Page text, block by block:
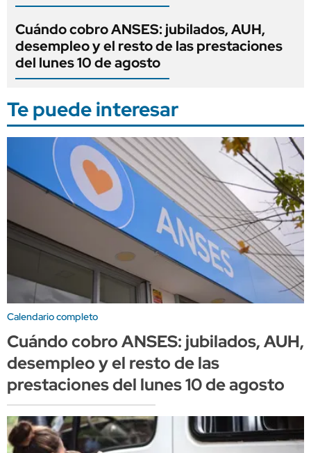
Cuándo cobro ANSES: jubilados, AUH,
desempleo y el resto de las prestaciones
del lunes 10 de agosto
Te puede interesar
Calendario completo
Cuándo cobro ANSES: jubilados, AUH,
desempleo y el resto de las
prestaciones del lunes 10 de agosto